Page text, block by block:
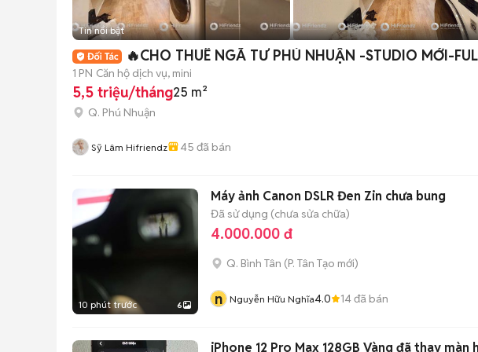
Tin nổi bật
🔥CHO THUÊ NGÃ TƯ PHÚ NHUẬN -STUDIO MỚI-
1 PN Căn hộ dịch vụ, mini
5,5 triệu/tháng25 m²
Q. Phú Nhuận
Sỹ Lâm Hifriendz 45 đã bán
10 phút trước 6
Máy ảnh Canon DSLR Đen Zin chưa bung
Đã sử dụng (chưa sửa chữa)
4.000.000 đ
Q. Bình Tân (P. Tân Tạo mới)
n Nguyễn Hữu Nghĩa4.0 14đã bán
iPhone 12 Pro Max 128GB Vàng đã thay màn